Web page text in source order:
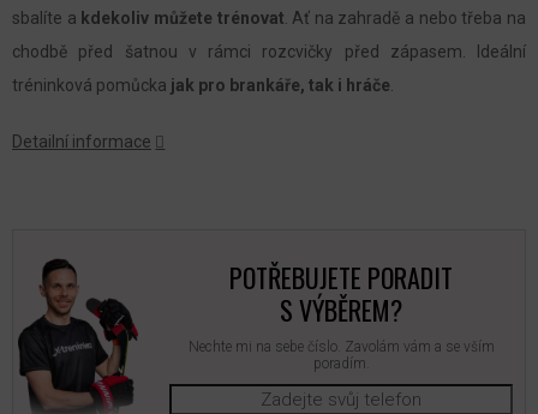
sbalíte a kdekoliv můžete trénovat . Ať na zahradě a nebo třeba na
chodbě před šatnou v rámci rozcvičky před zápasem. Ideální
tréninková pomůcka jak pro brankáře, tak i hráče
Detailní informace
POTŘEBUJETE PORADIT
S VÝBĚREM?
Nechte mi na sebe číslo. Zavolám vám a se vším
poradím.